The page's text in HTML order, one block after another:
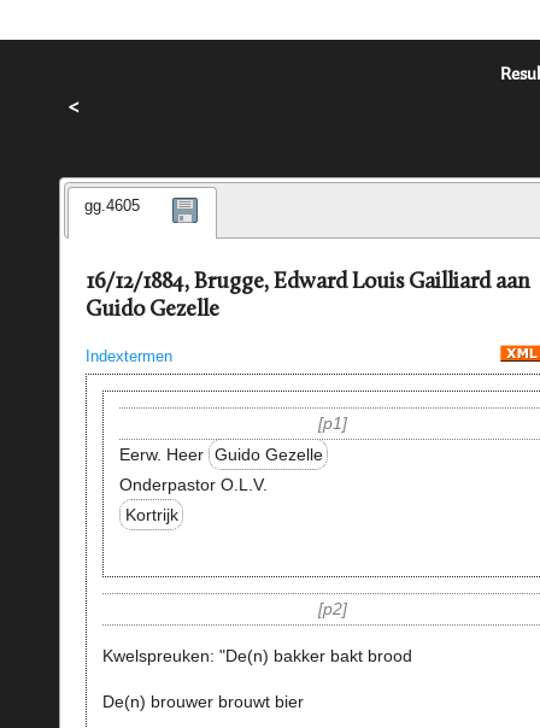
<
gg.4605
16/12/1884, Brugge, Edward Louis Gailliard aan
Guido Gezelle
Indextermen
p1
Eerw. Heer Guido Gezelle
Onderpastor O.L.V.
Kortrijk
p2
Kwelspreuken: "De(n) bakker bakt brood
De(n) brouwer brouwt bier